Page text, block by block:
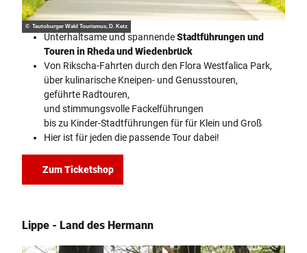
© Teutoburger Wald Tourismus, D. Ketz
Unterhaltsame und spannendeStadtführungen und
Touren in Rheda und Wiedenbrück
Von Rikscha-Fahrten durch den Flora Westfalica Park,
über kulinarische Kneipen- und Genusstouren,
geführte Radtouren,
und stimmungsvolle Fackelführungen
bis zu Kinder-Stadtführungen für für Klein und Groß
Hier ist für jeden die passende Tour dabei!
Zum Ticketshop
Lippe - Land des Hermann